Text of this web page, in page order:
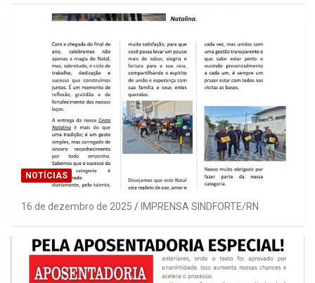
NOTÍCIAS
16 de dezembro de 2025 IMPRENSA SINDFORTE/RN